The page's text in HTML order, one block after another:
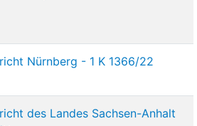
Nürnberg - 1 K 1366/22
des Landes Sachsen-Anhalt